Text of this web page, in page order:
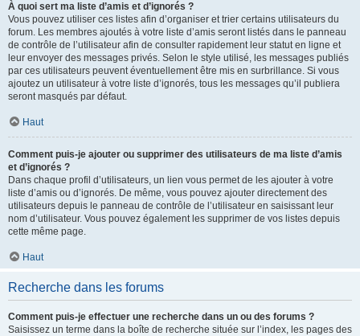
À quoi sert ma liste d’amis et d’ignorés ?
Vous pouvez utiliser ces listes afin d’organiser et trier certains utilisateurs du
forum. Les membres ajoutés à votre liste d’amis seront listés dans le panneau
de contrôle de l’utilisateur afin de consulter rapidement leur statut en ligne et
leur envoyer des messages privés. Selon le style utilisé, les messages publiés
par ces utilisateurs peuvent éventuellement être mis en surbrillance. Si vous
ajoutez un utilisateur à votre liste d’ignorés, tous les messages qu’il publiera
seront masqués par défaut.
Haut
Comment puis-je ajouter ou supprimer des utilisateurs de ma liste d’amis
et d’ignorés ?
Dans chaque profil d’utilisateurs, un lien vous permet de les ajouter à votre
liste d’amis ou d’ignorés. De même, vous pouvez ajouter directement des
utilisateurs depuis le panneau de contrôle de l’utilisateur en saisissant leur
nom d’utilisateur. Vous pouvez également les supprimer de vos listes depuis
cette même page.
Haut
Recherche dans les forums
Comment puis-je effectuer une recherche dans un ou des forums ?
Saisissez un terme dans la boîte de recherche située sur l’index, les pages des